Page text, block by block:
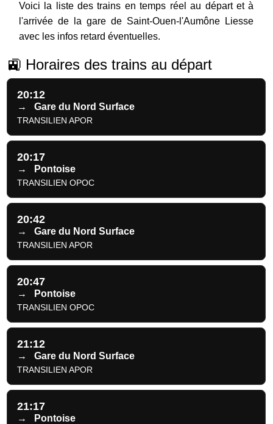
Voici la liste des trains en temps réel au départ et à
l'arrivée de la gare de Saint-Ouen-l'Aumône Liesse
avec les infos retard éventuelles.
🚉 Horaires des trains au départ
20:12
→ Gare du Nord Surface
TRANSILIEN APOR
20:17
→ Pontoise
TRANSILIEN OPOC
20:42
→ Gare du Nord Surface
TRANSILIEN APOR
20:47
→ Pontoise
TRANSILIEN OPOC
21:12
→ Gare du Nord Surface
TRANSILIEN APOR
21:17
→ Pontoise